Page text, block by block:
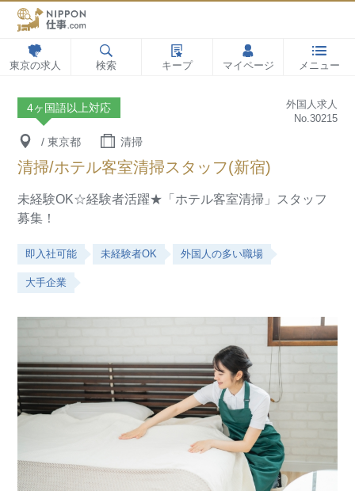
東京の求人 検索 キープ マイページ メニュー
4ヶ国語以上対応
外国人求人
No.30215
/ 東京都 清掃
清掃/ホテル客室清掃スタッフ(新宿)
未経験OK☆経験者活躍★「ホテル客室清掃」スタッフ
募集！
即入社可能 未経験者OK 外国人の多い職場
大手企業